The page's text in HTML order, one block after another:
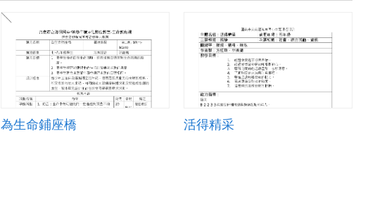
為生命鋪座橋 活得精采